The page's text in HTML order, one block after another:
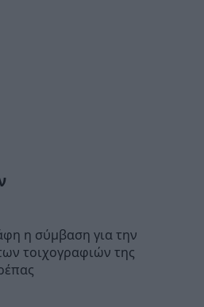
η σύμβαση για την
τοιχογραφιών της